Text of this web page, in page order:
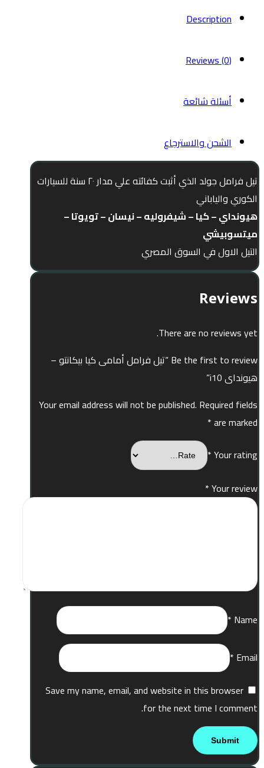
Description
Reviews (0)
أسئلة شائعة
الشحن والاسترجاع
تيل فرامل جولد الذي أثبت كفائته علي مدار ٢٠ سنة للسيارات
الكوري والياباني
هيونداي – كيا – شيفروليه – نيسان – تويوتا –
ميتسوبيشي
التيل الاول في السوق المصري
Reviews
There are no reviews yet.
Be the first to review “تيل فرامل أمامى كيا بيكانتو –
هيونداى i10”
Your email address will not be published. Required fields
are marked
*
Your rating
*
Your review
*
Name
*
Email
*
Save my name, email, and website in this browser
for the next time I comment.